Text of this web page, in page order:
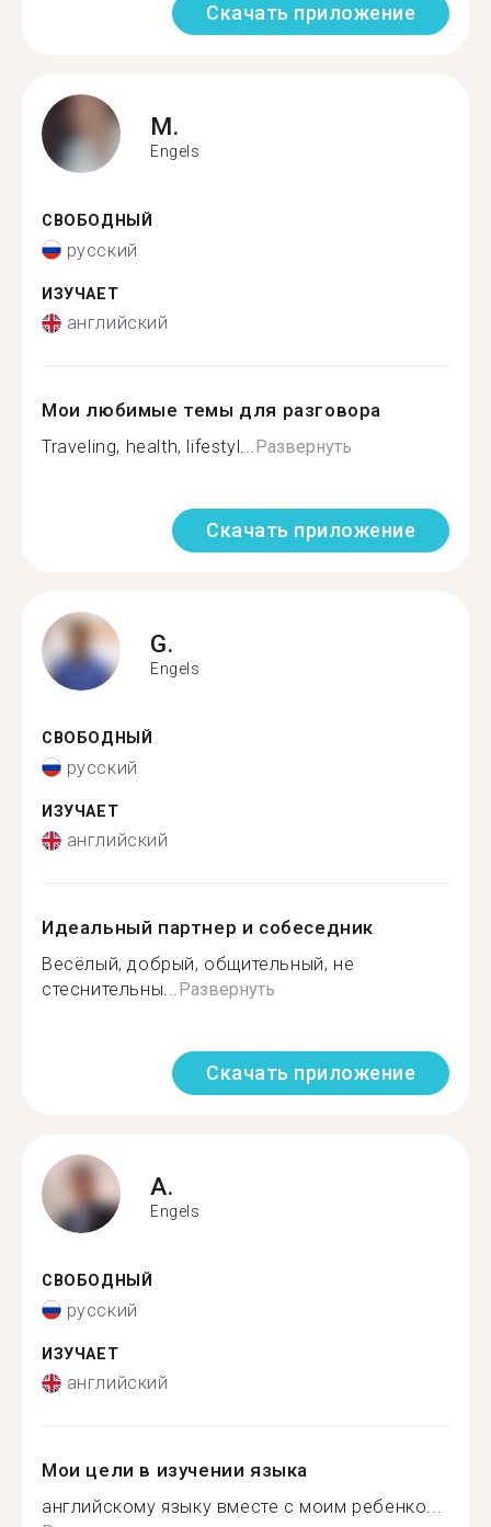
Скачать приложение
M.
Engels
СВОБОДНЫЙ
русский
ИЗУЧАЕТ
английский
Мои любимые темы для разговора
Traveling, health, lifestyl...Развернуть
Скачать приложение
G.
Engels
СВОБОДНЫЙ
русский
ИЗУЧАЕТ
английский
Идеальный партнер и собеседник
Весёлый, добрый, общительный, не
стеснительны...Развернуть
Скачать приложение
A.
Engels
СВОБОДНЫЙ
русский
ИЗУЧАЕТ
английский
Мои цели в изучении языка
английскому языку вместе с моим ребенко...